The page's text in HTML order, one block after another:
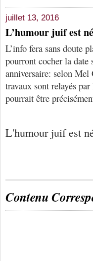
juillet 13, 2016
L’humour juif est
L’info fera sans doute
pourront cocher la date
anniversaire: selon
travaux sont relayés
pourrait être
L'humour juif est
Contenu